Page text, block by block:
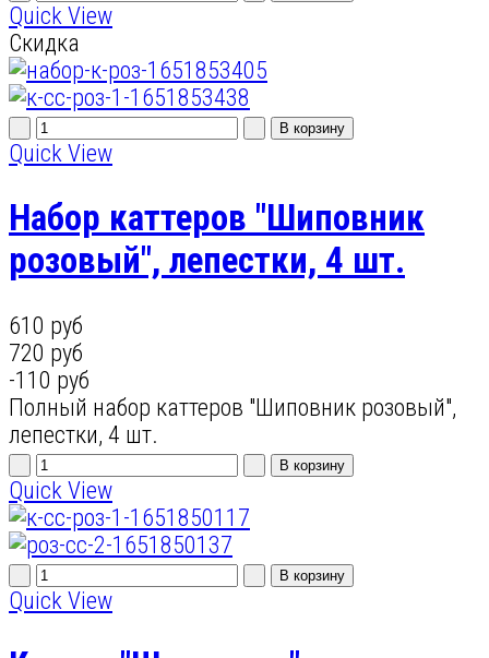
Quick View
Скидка
Quick View
Набор каттеров "Шиповник
розовый", лепестки, 4 шт.
610 руб
720 руб
-110 руб
Полный набор каттеров "Шиповник розовый",
лепестки, 4 шт.
Quick View
Quick View